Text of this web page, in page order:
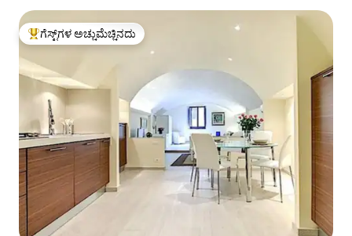
ಗೆಸ್ಟ್‌ಗಳಿಗೆ ಅತಿ ಹೆಚ್ಚು ಅಚ್ಚುಮೆಚ್ಚಿನದು
ಗೆಸ್ಟ್‌ಗಳ ಅಚ್ಚುಮೆಚ್ಚಿನದು